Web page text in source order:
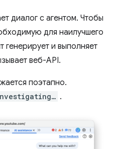
диалог с агентом. Чтобы
для наилучшего
генерирует и выполняет
веб-API.
поэтапно.
.